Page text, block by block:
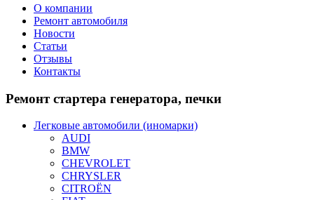
О компании
Ремонт автомобиля
Новости
Статьи
Отзывы
Контакты
Ремонтстартера генератора, печки
Легковые автомобили (иномарки)
AUDI
BMW
CHEVROLET
CHRYSLER
CITROЁN